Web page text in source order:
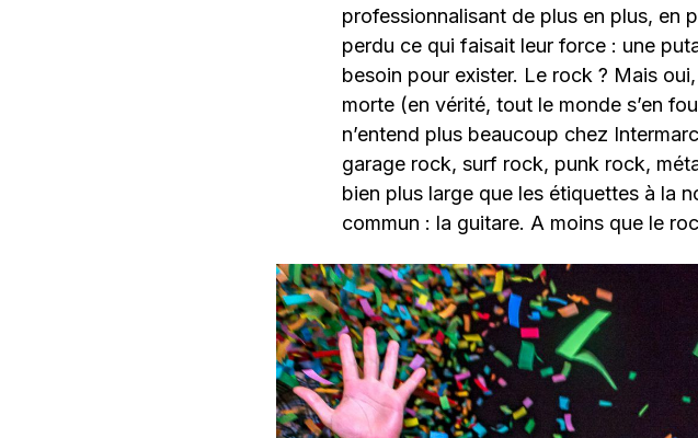
professionnalisant de plus en plus, en
perdu ce qui faisait leur force : une
besoin pour exister. Le rock ? Mais
morte (en vérité, tout le monde s’en
n’entend plus beaucoup chez
garage rock, surf rock, punk rock,
bien plus large que les étiquettes à la
commun : la guitare. A moins que le